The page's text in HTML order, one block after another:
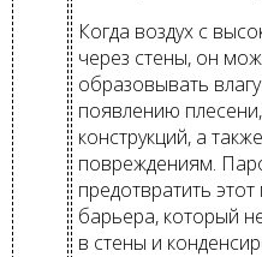
Когда воздух с
через стены, он
образовывать
появлению
конструкций, а
повреждениям.
предотвратить
барьера, который
в стены и